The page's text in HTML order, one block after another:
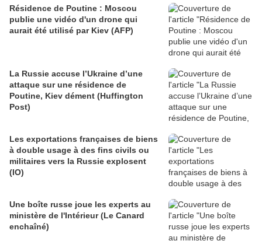
Résidence de Poutine : Moscou
publie une vidéo d'un drone qui
aurait été utilisé par Kiev (AFP)
La Russie accuse l’Ukraine d’une
attaque sur une résidence de
Poutine, Kiev dément (Huffington
Post)
Les exportations françaises de biens
à double usage à des fins civils ou
militaires vers la Russie explosent
(IO)
Une boîte russe joue les experts au
ministère de l'Intérieur (Le Canard
enchaîné)